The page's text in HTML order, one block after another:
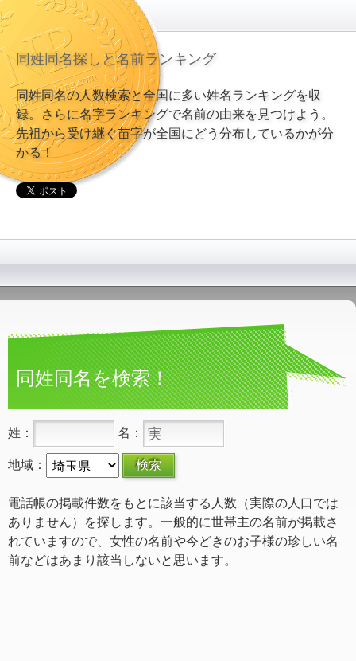
同姓同名探しと名前ランキング
同姓同名の人数検索と全国に多い姓名ランキングを収
録。さらに名字ランキングで名前の由来を見つけよう。
先祖から受け継ぐ苗字が全国にどう分布しているかが分
かる！
同姓同名を検索！
姓： 名：
地域：
電話帳の掲載件数をもとに該当する人数（実際の人口では
ありません）を探します。一般的に世帯主の名前が掲載さ
れていますので、女性の名前や今どきのお子様の珍しい名
前などはあまり該当しないと思います。